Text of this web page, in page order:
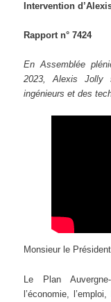
Intervention
Rapport n° 7424
En Assemblée
2023, Alexis Jolly
ingénieurs et des
Monsieur le
Le Plan
l’économie,